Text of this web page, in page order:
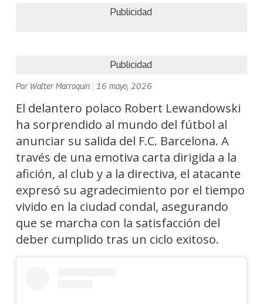
Publicidad
Publicidad
Por Walter Marroquin 16 mayo, 2026
El delantero polaco Robert Lewandowski
ha sorprendido al mundo del fútbol al
anunciar su salida del F.C. Barcelona. A
través de una emotiva carta dirigida a la
afición, al club y a la directiva, el atacante
expresó su agradecimiento por el tiempo
vivido en la ciudad condal, asegurando
que se marcha con la satisfacción del
deber cumplido tras un ciclo exitoso.